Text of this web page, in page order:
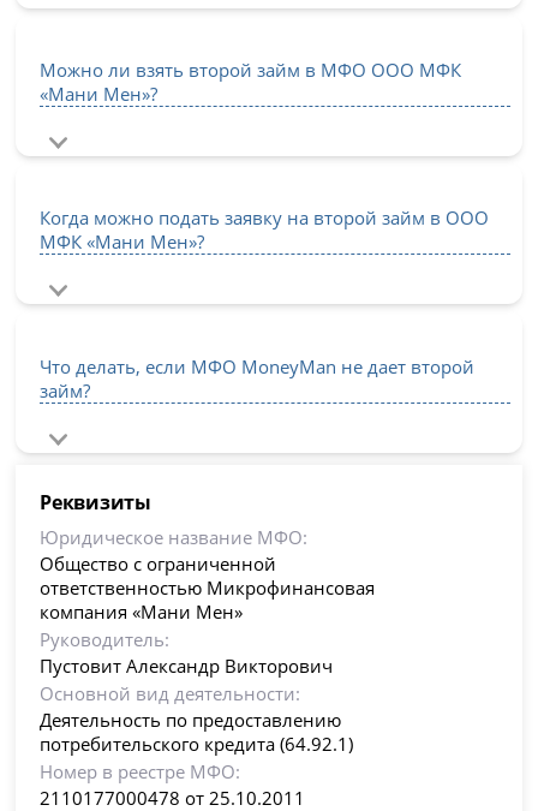
Можно ли взять второй займ в МФО ООО МФК
«Мани Мен»?
Когда можно подать заявку на второй займ в ООО
МФК «Мани Мен»?
Что делать, если МФО MoneyMan не дает второй
займ?
Реквизиты
Юридическое название МФО:
Общество с ограниченной
ответственностью Микрофинансовая
компания «Мани Мен»
Руководитель:
Пустовит Александр Викторович
Основной вид деятельности:
Деятельность по предоставлению
потребительского кредита (64.92.1)
Номер в реестре МФО:
2110177000478 от 25.10.2011